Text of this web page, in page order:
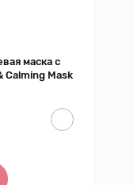
маска c
Calming Mask